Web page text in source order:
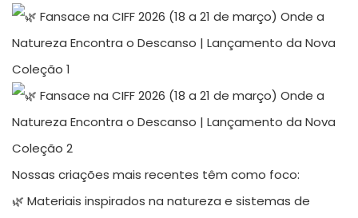
Nossas criações mais recentes têm como foco:
🌿 Materiais inspirados na natureza e sistemas de